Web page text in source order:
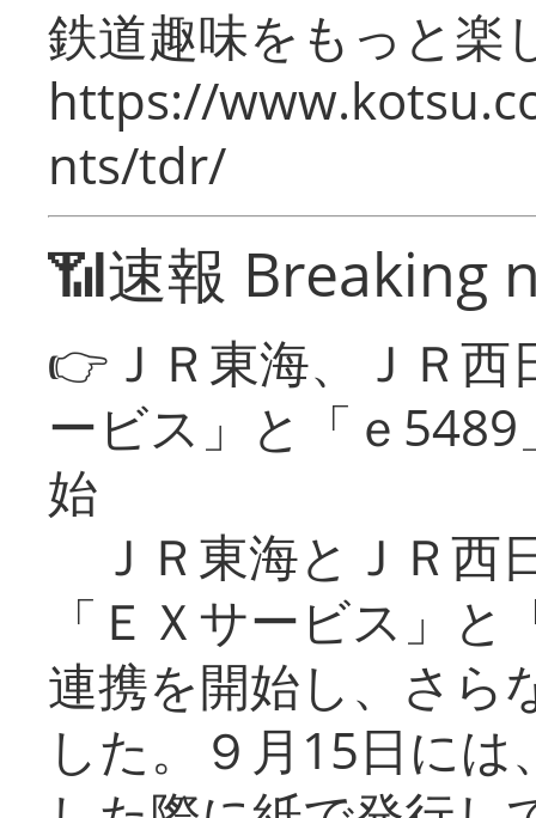
鉄道趣味をもっと楽
https://
nts/tdr/
📶速報 Breaking
👉ＪＲ東海、ＪＲ
ービス」と「ｅ
始
ＪＲ東海とＪＲ西
「ＥＸサービス」
連携を開始し、さら
した。９月15日に